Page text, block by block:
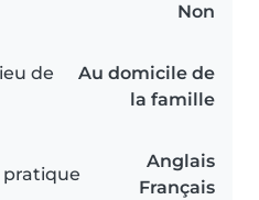
Non
de
Au domicile de
la famille
pratique
Anglais
Français